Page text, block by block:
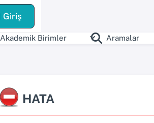
Giriş
Akademik Birimler Aramalar
HATA